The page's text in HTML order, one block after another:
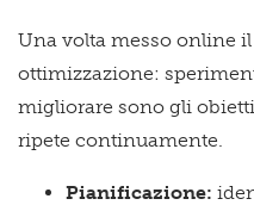
Una volta messo online
ottimizzazione:
migliorare sono gli
ripete continuamente.
Pianificazione: